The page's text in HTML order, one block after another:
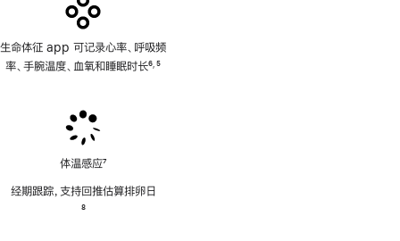
生命体征 app 可记录心率、呼吸频
率、手腕温度、血氧和睡眠时长6 5
体温感应7
经期跟踪，支持回推估算排卵日
8